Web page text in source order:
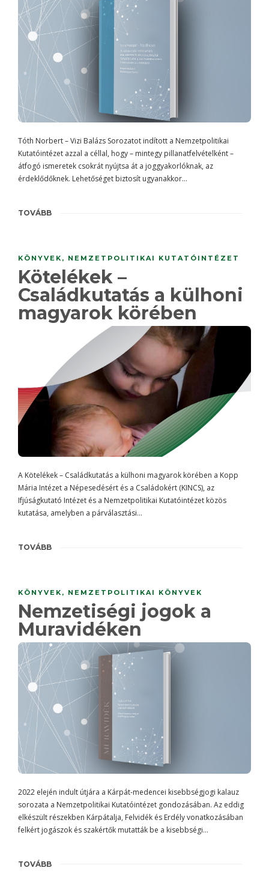
Tóth Norbert – Vizi Balázs Sorozatot indított a Nemzetpolitikai
Kutatóintézet azzal a céllal, hogy – mintegy pillanatfelvételként –
átfogó ismeretek csokrát nyújtsa át a joggyakorlóknak, az
érdeklődőknek. Lehetőséget biztosít ugyanakkor…
TOVÁBB
KÖNYVEK , NEMZETPOLITIKAI KUTATÓINTÉZET
Kötelékek –
Családkutatás a külhoni
magyarok körében
A Kötelékek – Családkutatás a külhoni magyarok körében a Kopp
Mária Intézet a Népesedésért és a Családokért (KINCS), az
Ifjúságkutató Intézet és a Nemzetpolitikai Kutatóintézet közös
kutatása, amelyben a párválasztási…
TOVÁBB
KÖNYVEK , NEMZETPOLITIKAI KÖNYVEK
Nemzetiségi jogok a
Muravidéken
2022 elején indult útjára a Kárpát-medencei kisebbségjogi kalauz
sorozata a Nemzetpolitikai Kutatóintézet gondozásában. Az eddig
elkészült részekben Kárpátalja, Felvidék és Erdély vonatkozásában
felkért jogászok és szakértők mutatták be a kisebbségi…
TOVÁBB